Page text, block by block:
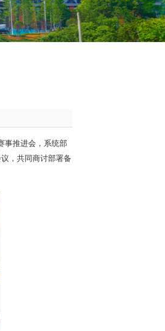
事推进会，系统部
，共同商讨部署备